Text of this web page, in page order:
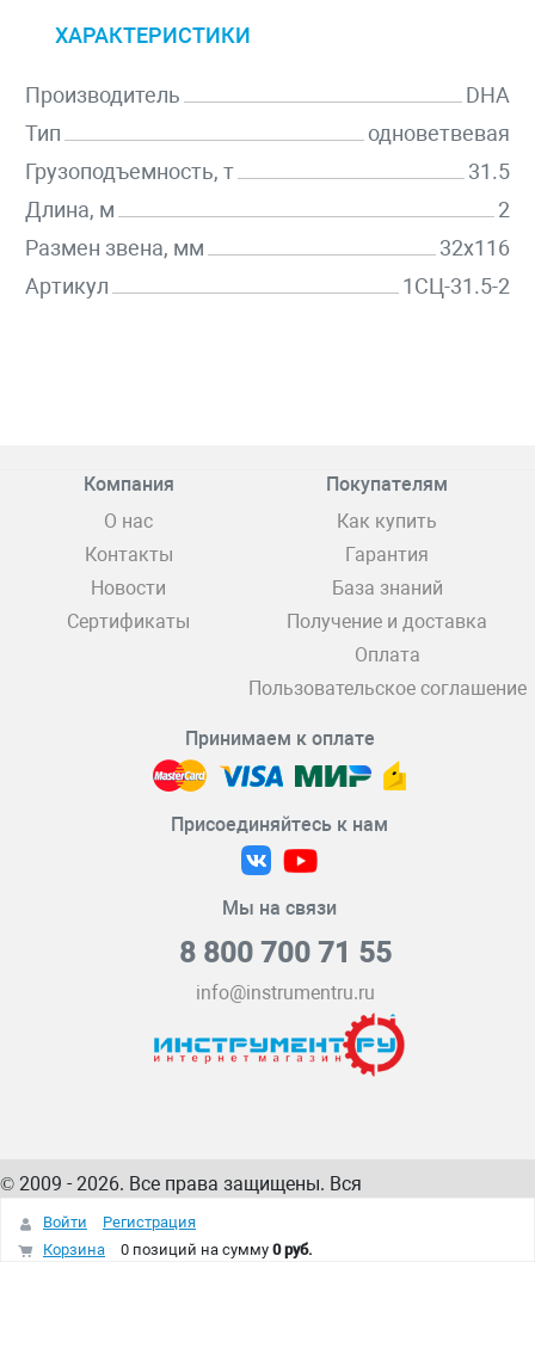
ХАРАКТЕРИСТИКИ
Производитель
DHA
Тип
одноветвевая
Грузоподъемность, т
31.5
Длина, м
2
Размен звена, мм
32х116
Артикул
1СЦ-31.5-2
Компания
О нас
Контакты
Новости
Сертификаты
Покупателям
Как купить
Гарантия
База знаний
Получение и доставка
Оплата
Пользовательское соглашение
Принимаем к оплате
Присоединяйтесь к нам
Мы на связи
8 800 700 71 55
info@instrumentru.ru
© 2009 - 2026. Все права защищены. Вся
информация на сайте – собственность
интернет-магазина
Войти
Регистрация
Корзина
0 позиций на сумму 0 руб.